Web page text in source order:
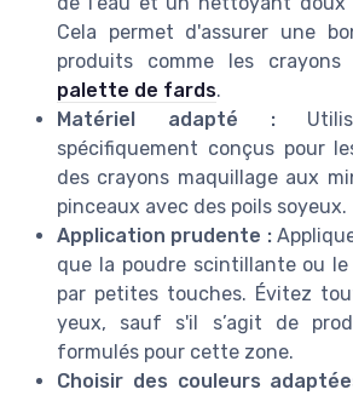
Cela permet d'assurer une
produits comme les
palette de fards.
Matériel adapté :
spécifiquement conçus pour
des crayons maquillage aux
pinceaux avec des poils soyeux.
Application prudente :
que la poudre scintillante ou le
par petites touches. Évitez
yeux, sauf s'il s’agit de
formulés pour cette zone.
Choisir des couleurs